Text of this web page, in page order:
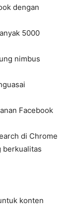
dengan
5000
nimbus
Facebook
di Chrome
berkualitas
konten